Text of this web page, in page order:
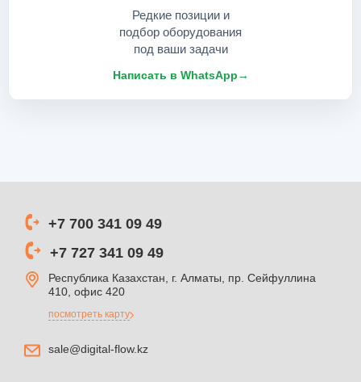
Редкие позиции и
подбор оборудования
под ваши задачи
Написать в WhatsApp→
+7 700 341 09 49
+7 727 341 09 49
Республика Казахстан, г. Алматы, пр. Сейфуллина
410, офис 420
посмотреть карту
sale@digital-flow.kz